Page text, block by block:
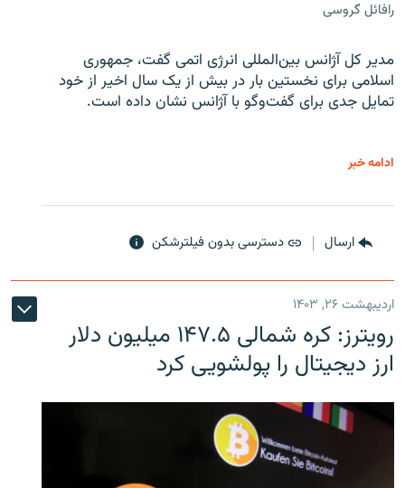
رافائل گروسی
مدیر کل آژانس بین‌المللی انرژی اتمی گفت، جمهوری
اسلامی برای نخستین بار در بیش از یک سال اخیر از خود
تمایل جدی برای گفت‌وگو با آژانس نشان داده است.
ادامه خبر
ارسال دسترسی بدون فیلترشکن
اردیبهشت ۲۶, ۱۴۰۳
رویترز: کره شمالی ۱۴۷.۵ میلیون دلار
ارز دیجیتال را پولشویی کرد